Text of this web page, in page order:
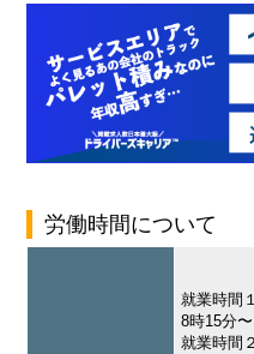
労働時間について
就業時間１
8時15分
就業時間２